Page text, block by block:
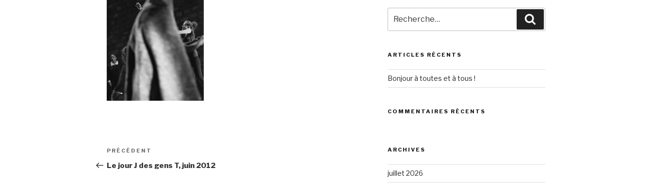
Navigation
de
Article
précédent
PRÉCÉDENT
Le jour J des gens T, juin 2012
pour
:
ARTICLES RÉCENTS
Bonjour à toutes et à tous !
COMMENTAIRES RÉCENTS
ARCHIVES
juillet 2026